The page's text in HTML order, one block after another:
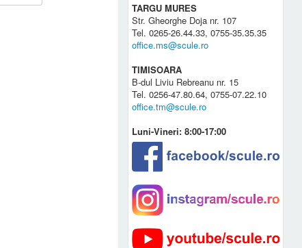
TARGU MURES
Str. Gheorghe Doja nr. 107
Tel. 0265-26.44.33, 0755-35.35.35
office.ms@scule.ro
TIMISOARA
B-dul Liviu Rebreanu nr. 15
Tel. 0256-47.80.64, 0755-07.22.10
office.tm@scule.ro
Luni-Vineri: 8:00-17:00